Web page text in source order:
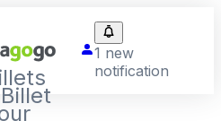
1 new
notification